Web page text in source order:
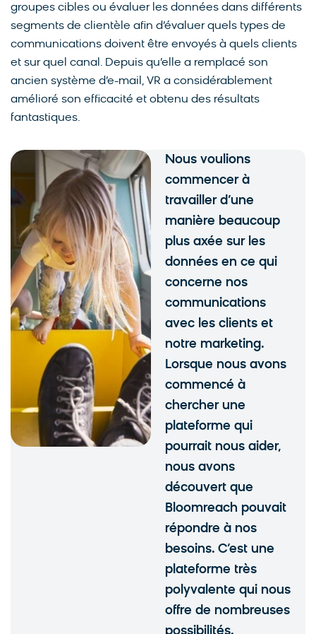
groupes cibles ou évaluer les données dans différents
segments de clientèle afin d’évaluer quels types de
communications doivent être envoyés à quels clients
et sur quel canal. Depuis qu’elle a remplacé son
ancien système d’e-mail, VR a considérablement
amélioré son efficacité et obtenu des résultats
fantastiques.
Nous voulions
commencer à
travailler d’une
manière beaucoup
plus axée sur les
données en ce qui
concerne nos
communications
avec les clients et
notre marketing.
Lorsque nous avons
commencé à
chercher une
plateforme qui
pourrait nous aider,
nous avons
découvert que
Bloomreach pouvait
répondre à nos
besoins. C’est une
plateforme très
polyvalente qui nous
offre de nombreuses